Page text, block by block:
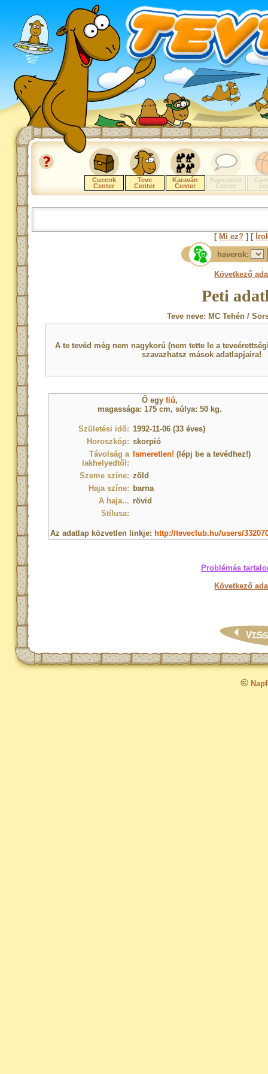
Cuccok
Center
Teve
Center
Karaván
Center
Kapcsolat
Center
[ Mi ez? ] [
haverok:
Következő
Peti
Teve neve: MC Tehén /
A te tevéd még nem nagykorú (nem tette le a
szavazhatsz mások adatlapjaira!
Ő egyfiú,
magassága: 175 cm, súlya: 50 kg.
Születési idő: 1992-11-06 (33 éves)
Horoszkóp: skorpió
Távolság a
lakhelyedtől:
Ismeretlen! (lépj be a tevédhez!)
Szeme színe: zöld
Haja színe: barna
A haja... rövid
Stílusa:
Az adatlap közvetlen linkje: http://teveclub.hu/users/
Problémás
Következő
©